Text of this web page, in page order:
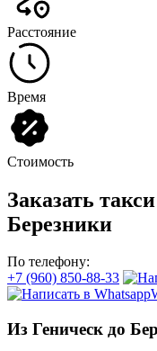
Расстояние
Время
Стоимость
Заказать
Березники
По телефону:
+7 (960) 850-88-33
Из Геническ до